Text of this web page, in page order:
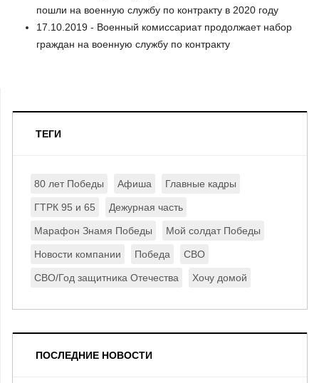
пошли на военную службу по контракту в 2020 году
17.10.2019 - Военный комиссариат продолжает набор
граждан на военную службу по контракту
ТЕГИ
80 лет Победы Афиша Главные кадры
ГТРК 95 и 65 Дежурная часть
Марафон Знамя Победы Мой солдат Победы
Новости компании Победа СВО
СВО/Год защитника Отечества Хочу домой
ПОСЛЕДНИЕ НОВОСТИ